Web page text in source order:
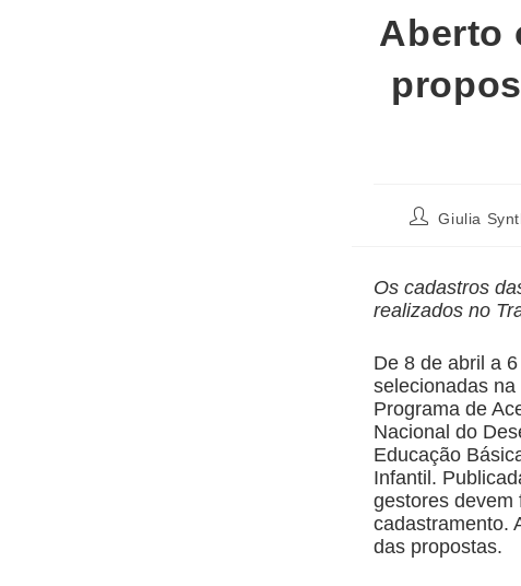
Aberto
Giulia
Os cadastros
realizados no
De 8 de abril a
selecionadas
Programa de
Nacional do
Educação
Infantil.
gestores devem
cadastramento.
das propostas.